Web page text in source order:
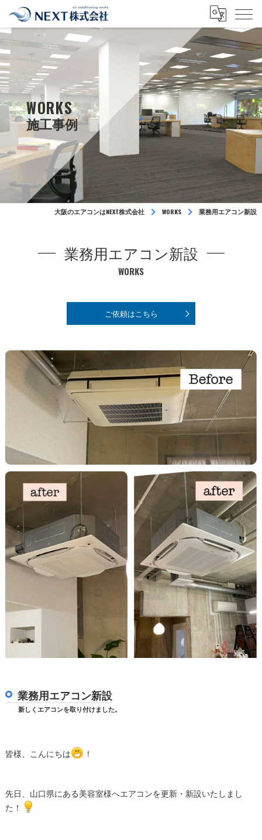
WORKS
大阪のエアコンはNEXT株式会社 WORKS 業務用エアコン新設
WORKS
業務用エアコン新設
ご依頼はこちら
業務用エアコン新設
新しくエアコンを取り付けました。
皆様、こんにちは ！
先日、山口県にある美容室様へエアコンを更新・新設いたしまし
た！